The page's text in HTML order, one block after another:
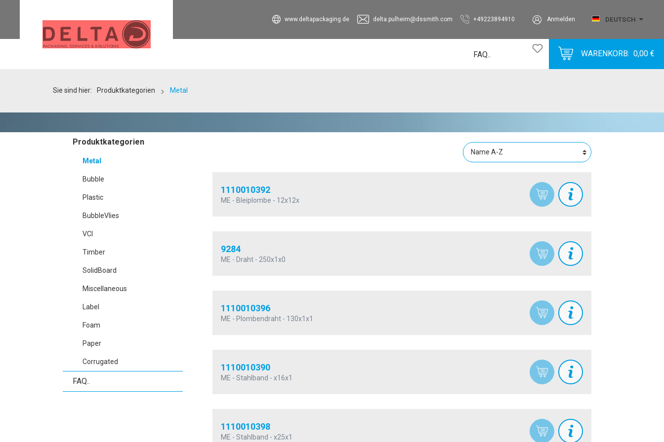
www.deltapackaging.de delta.pulheim@dssmith.com +49223894910 Anmelden DEUTSCH
FAQ..
Label
Metal
WARENKORB: 0,00 €
Sie sind hier: Produktkategorien Metal
Produktkategorien
Metal
Bubble
Plastic
BubbleVlies
VCI
Timber
SolidBoard
Miscellaneous
Label
Foam
Paper
Corrugated
FAQ..
1110010392
ME - Bleiplombe - 12x12x
9284
ME - Draht - 250x1x0
1110010396
ME - Plombendraht - 130x1x1
1110010390
ME - Stahlband - x16x1
1110010398
ME - Stahlband - x25x1